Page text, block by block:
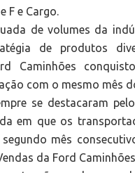
F e Cargo.
de volumes da
de produtos
Caminhões
com o mesmo mês
se destacaram
em que os
mês
da Ford